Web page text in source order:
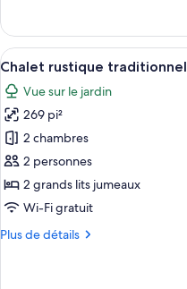
chambre :
Panoramic
Suite,
Queen
Bed,
Ocean
View
Panoramic
Suite,
1
Queen
Bed,
Ocean
View
Afficher
toutes
les
photos
pour
ce
type
de
chambre :
Chalet
6
Chalet rustique traditionnel
Vue sur le jardin
269 pi²
2 chambres
2 personnes
2 grands lits jumeaux
Wi-Fi gratuit
Plus de détails
Plus